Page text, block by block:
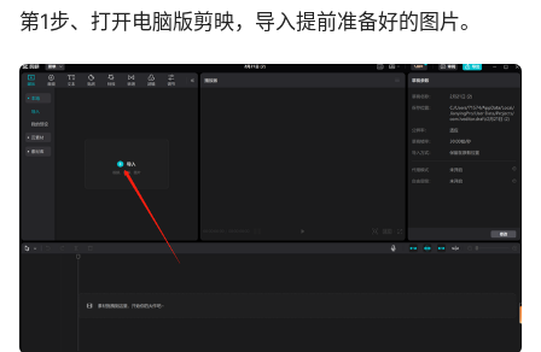
第1步、打开电脑版剪映，导入提前准备好的图片。